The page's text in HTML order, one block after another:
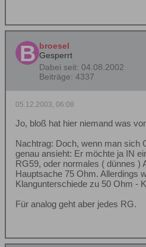
broesel
Gesperrt
Dabei seit: 04.08.2002
Beiträge: 4337
05.12.2003, 06:08
Jo, bloß hat hier niemand was
Nachtrag: Doch, wenn man sich
genau ansieht: Er möchte ja IN
RG59, oder normales ( dünnes )
Hauptsache 75 Ohm. Allerdings
Klangunterschiede zu 50 Ohm -
Für analog geht aber jedes RG.